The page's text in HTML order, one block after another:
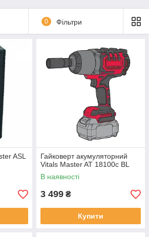
0 Фільтри
ASL
Гайковерт акумуляторний
Vitals Master AT 18100c BL
В наявності
3 499 ₴
Купити